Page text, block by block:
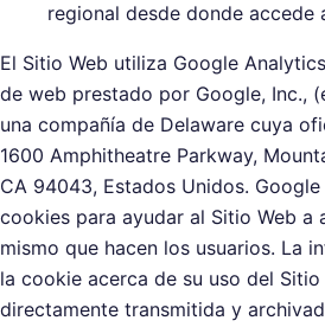
regional desde donde accede
El Sitio Web utiliza Google
de web prestado por Google, Inc.,
una compañía de Delaware cuya
1600 Amphitheatre Parkway,
CA 94043, Estados Unidos.
cookies para ayudar al Sitio Web a
mismo que hacen los usuarios. La
la cookie acerca de su uso del Sitio
directamente transmitida y